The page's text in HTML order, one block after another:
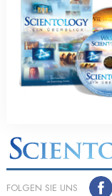
FOLGEN SIE UNS